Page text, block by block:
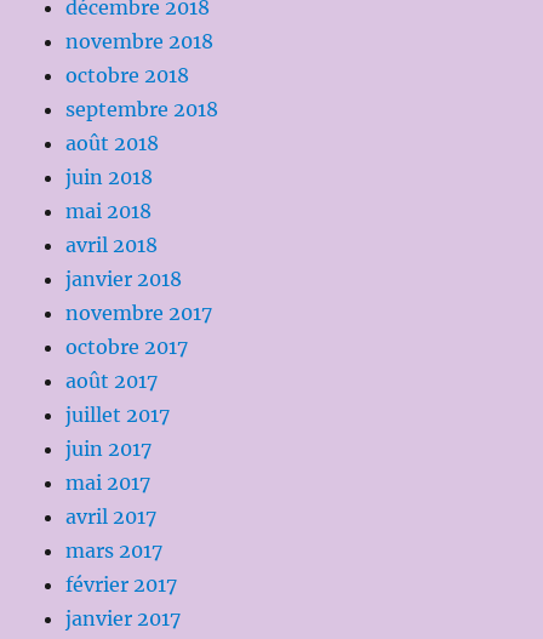
décembre 2018
novembre 2018
octobre 2018
septembre 2018
août 2018
juin 2018
mai 2018
avril 2018
janvier 2018
novembre 2017
octobre 2017
août 2017
juillet 2017
juin 2017
mai 2017
avril 2017
mars 2017
février 2017
janvier 2017